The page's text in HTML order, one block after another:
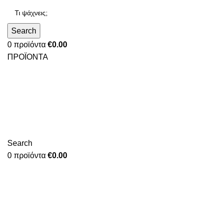
Search
0 προϊόντα €0.00
ΠΡΟΪΟΝΤΑ
Search
0 προϊόντα €0.00